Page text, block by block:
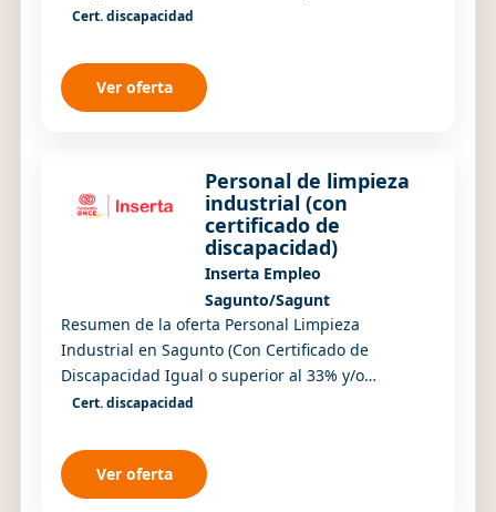
Empleo Número de puestos: 1 Tipo contrato:
Cert. discapacidad
Ver oferta
Personal de limpieza
industrial (con
certificado de
discapacidad)
Inserta Empleo
Sagunto/Sagunt
Resumen de la oferta Personal Limpieza
Industrial en Sagunto (Con Certificado de
Discapacidad Igual o superior al 33% y/o
Incapacidad Laboral) IMPRESCINDIBLE ESTAR EN
Cert. discapacidad
Ver oferta